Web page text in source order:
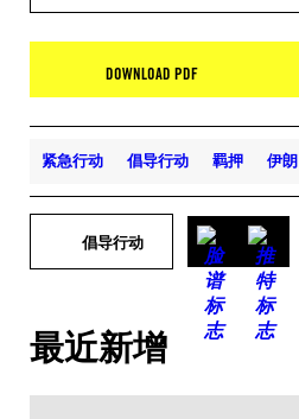
DOWNLOAD PDF
紧急行动 倡导行动 羁押 伊朗
倡导行动
最近新增